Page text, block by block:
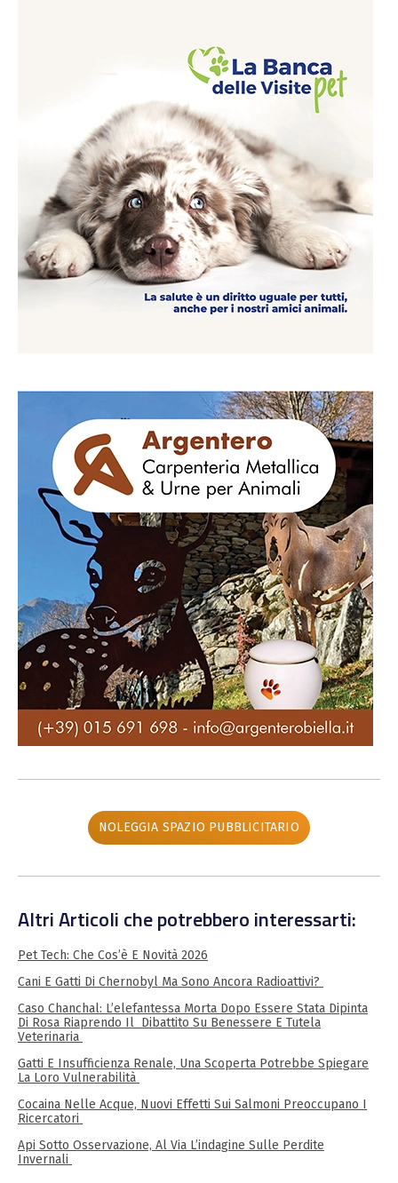
NOLEGGIA SPAZIO PUBBLICITARIO
Altri Articoli che potrebbero interessarti:
Pet Tech: Che Cos’è E Novità 2026
Cani E Gatti Di Chernobyl Ma Sono Ancora Radioattivi?
Caso Chanchal: L’elefantessa Morta Dopo Essere Stata Dipinta
Di Rosa Riaprendo Il Dibattito Su Benessere E Tutela
Veterinaria
Gatti E Insufficienza Renale, Una Scoperta Potrebbe Spiegare
La Loro Vulnerabilità
Cocaina Nelle Acque, Nuovi Effetti Sui Salmoni Preoccupano I
Ricercatori
Api Sotto Osservazione, Al Via L’indagine Sulle Perdite
Invernali